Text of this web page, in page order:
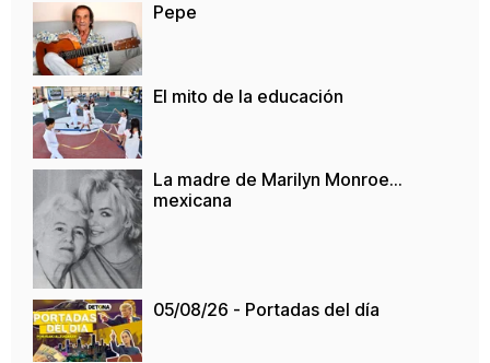
Pepe
El mito de la educación
La madre de Marilyn Monroe…
mexicana
05/08/26 - Portadas del día